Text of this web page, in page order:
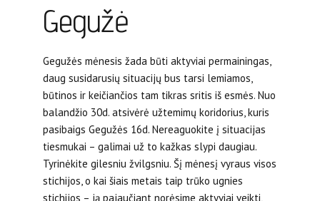
Gegužė
Gegužės mėnesis žada būti aktyviai permainingas,
daug susidarusių situacijų bus tarsi lemiamos,
būtinos ir keičiančios tam tikras sritis iš esmės. Nuo
balandžio 30d. atsivėrė užtemimų koridorius, kuris
pasibaigs Gegužės 16d. Nereaguokite į situacijas
tiesmukai – galimai už to kažkas slypi daugiau.
Tyrinėkite gilesniu žvilgsniu. Šį mėnesį vyraus visos
stichijos, o kai šiais metais taip trūko ugnies
stichijos – ją pajaučiant norėsime aktyviai veikti,